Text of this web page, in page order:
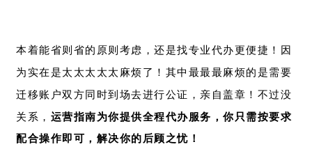
本着能省则省的原则考虑，还是找专业代办更便捷！因
为实在是太太太太太麻烦了！其中最最最麻烦的是需要
迁移账户双方同时到场去进行公证，亲自盖章！不过没
关系， 运营指南为你提供全程代办服务，你只需按要求
配合操作即可， 解决你的后顾之忧！